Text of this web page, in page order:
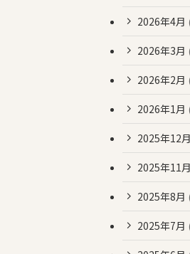
2026年4月
2026年3月
2026年2月
2026年1月
2025年12月
2025年11月
2025年8月
2025年7月